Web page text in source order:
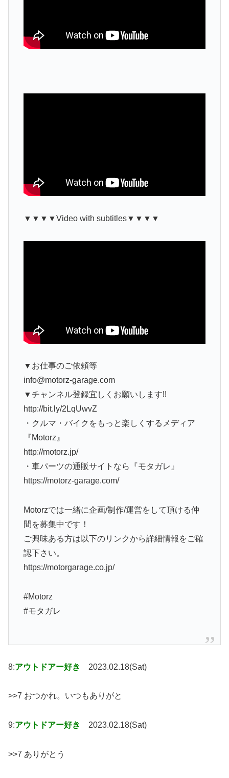
▼▼▼▼Video with subtitles▼▼▼▼
▼お仕事のご依頼等
info@motorz-garage.com
▼チャンネル登録宜しくお願いします!!
http://bit.ly/2LqUwvZ
・クルマ・バイクをもっと楽しくするメディア
『Motorz』
http://motorz.jp/
・車パーツの通販サイトなら『モタガレ』
https://motorz-garage.com/
Motorzでは一緒に企画/制作/運営をして頂ける仲
間を募集中です！
ご興味ある方は以下のリンクから詳細情報をご確
認下さい。
https://motorgarage.co.jp/
#Motorz
#モタガレ
8:アウトドアー好き 2023.02.18(Sat)
>>7 おつかれ。いつもありがと
9:アウトドアー好き 2023.02.18(Sat)
>>7 ありがとう